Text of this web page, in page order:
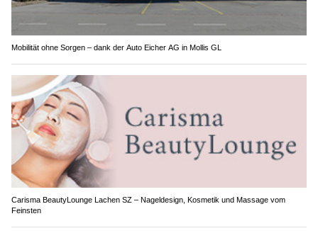
Mobilität ohne Sorgen – dank der Auto Eicher AG in Mollis GL
Carisma BeautyLounge Lachen SZ – Nageldesign, Kosmetik und Massage vom
Feinsten